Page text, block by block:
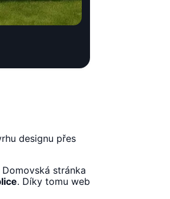
designu přes
stránka
. Díky tomu web